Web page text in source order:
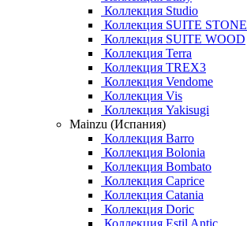
Коллекция Studio
Коллекция SUITE STONE
Коллекция SUITE WOOD
Коллекция Terra
Коллекция TREX3
Коллекция Vendome
Коллекция Vis
Коллекция Yakisugi
Mainzu (Испания)
Коллекция Barro
Коллекция Bolonia
Коллекция Bombato
Коллекция Caprice
Коллекция Catania
Коллекция Doric
Коллекция Estil Antic